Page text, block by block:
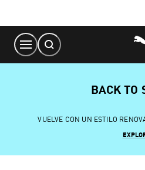
Content
BACK TO
VUELVE CON UN ESTILO